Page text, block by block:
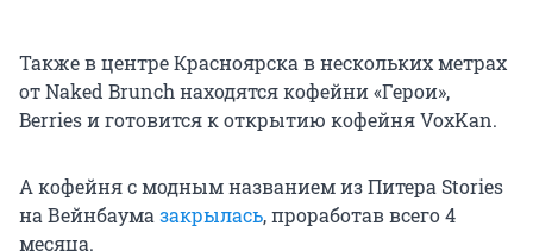
Также в центре Красноярска в нескольких метрах
от Naked Brunch находятся кофейни «Герои»,
Berries и готовится к открытию кофейня VoxKan.
А кофейня с модным названием из Питера Stories
на Вейнбаумазакрылась, проработав всего 4
месяца.